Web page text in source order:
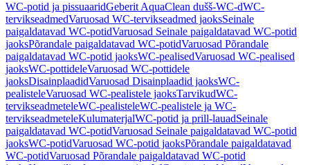
WC-potid ja pissuaaridGeberit AquaClean dušš-WC-dWC-
tervikseadmedVaruosad WC-tervikseadmed jaoksSeinale
paigaldatavad WC-potidVaruosad Seinale paigaldatavad WC-potid
jaoksPõrandale paigaldatavad WC-potidVaruosad Põrandale
paigaldatavad WC-potid jaoksWC-pealisedVaruosad WC-pealised
jaoksWC-pottideleVaruosad WC-pottidele
jaoksDisainplaadidVaruosad Disainplaadid jaoksWC-
pealisteleVaruosad WC-pealistele jaoksTarvikudWC-
tervikseadmeteleWC-pealisteleWC-pealistele ja WC-
tervikseadmeteleKulumaterjalWC-potid ja prill-lauadSeinale
paigaldatavad WC-potidVaruosad Seinale paigaldatavad WC-potid
jaoksWC-potidVaruosad WC-potid jaoksPõrandale paigaldatavad
WC-potidVaruosad Põrandale paigaldatavad WC-potid